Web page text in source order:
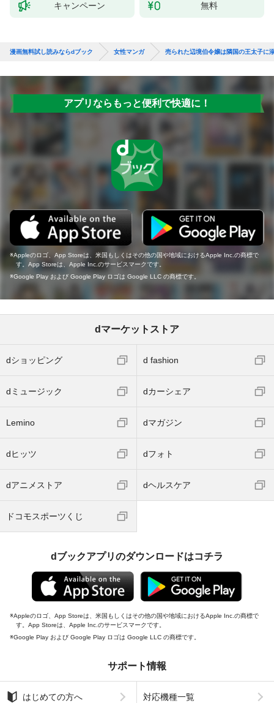
キャンペーン 無料
漫画無料試し読みならdブック 女性マンガ 売られた辺境伯令嬢は隣国の王太子に
アプリならもっと便利で快適に！
Appleのロゴ、App Storeは、米国もしくはその他の国や地域におけるApple Inc.の商標で
す。App Storeは、Apple Inc.のサービスマークです。
Google Play および Google Play ロゴは Google LLC の商標です。
dマーケットストア
dショッピング d fashion
dミュージック dカーシェア
Lemino dマガジン
dヒッツ dフォト
dアニメストア dヘルスケア
ドコモスポーツくじ
dブックアプリのダウンロードはコチラ
Appleのロゴ、App Storeは、米国もしくはその他の国や地域におけるApple Inc.の商標で
す。App Storeは、Apple Inc.のサービスマークです。
Google Play および Google Play ロゴは Google LLC の商標です。
サポート情報
はじめての方へ 対応機種一覧